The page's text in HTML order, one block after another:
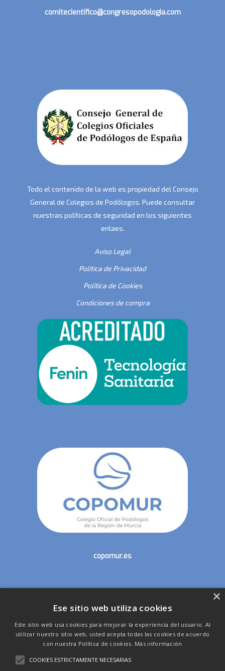
comitecientifico@congresopodologia.com
Todo el contenido de la web es propiedad del Consejo
General de Colegios de Podólogos. Puede consultar
nuestras políticas de seguridad en los siguientes
enlaes.
Aviso Legal
Política de Privacidad
Política de Cookies
Condiciones de compra
copomur.es
×
Ese sitio web utiliza cookies
Este sitio web usa cookies para mejorar la experiencia del usuario. Al
utilizar nuestro sitio web, usted acepta todas las cookies de acuerdo
con nuestra Política de cookies. Más información
COOKIES ESTRICTAMENTE NECESARIAS